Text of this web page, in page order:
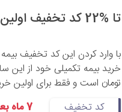
تا %22 کد تخفیف اولین خرید بیمه تکمیلی بیمه بازار
تومان است و فقط برای اولین
کد تخفیف
7 ماه بعد